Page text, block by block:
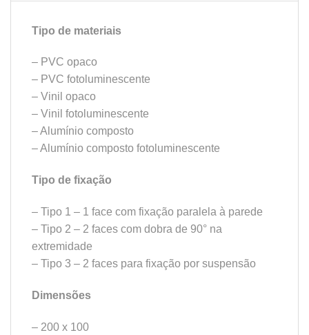
Tipo de materiais
– PVC opaco
– PVC fotoluminescente
– Vinil opaco
– Vinil fotoluminescente
– Alumínio composto
– Alumínio composto fotoluminescente
Tipo de fixação
– Tipo 1 – 1 face com fixação paralela à parede
– Tipo 2 – 2 faces com dobra de 90° na
extremidade
– Tipo 3 – 2 faces para fixação por suspensão
Dimensões
– 200 x 100